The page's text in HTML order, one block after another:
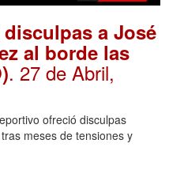
a José
al borde las
. 27 de Abril,
ofreció disculpas
meses de tensiones y